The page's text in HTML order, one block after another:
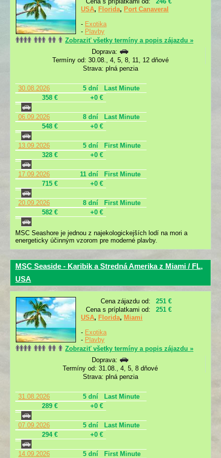
USA, Florida, Port Canaveral
- Exotika
- Plavby
Zobraziť všetky termíny a popis zájazdu »
Doprava:
Termíny od: 30.08., 4, 5, 8, 11, 12 dňové
Strava: plná penzia
30.08.2026 5 dní
Last Minute
358 €
+0 €
06.09.2026 8 dní
Last Minute
548 €
+0 €
13.09.2026 5 dní
First Minute
328 €
+0 €
17.09.2026 11 dní
First Minute
715 €
+0 €
20.09.2026 8 dní
First Minute
582 €
+0 €
MSC Seashore je jednou z najekologickejších lodí na mori a
energeticky účinným vzorom pre moderné plavby.
MSC Seaside - Karibik a Stredná Amerika z Miami / FL,
USA
Cena zájazdu od:
251 €
Cena s príplatkami od:
251 €
USA, Florida, Miami
- Exotika
- Plavby
Zobraziť všetky termíny a popis zájazdu »
Doprava:
Termíny od: 31.08., 4, 5, 8 dňové
Strava: plná penzia
31.08.2026 5 dní
Last Minute
289 €
+0 €
07.09.2026 5 dní
Last Minute
294 €
+0 €
14.09.2026 5 dní
First Minute